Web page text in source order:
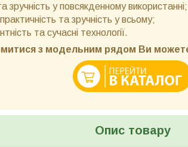
зручність у повсякденному використанні;
та зручність у всьому;
та сучасні технології.
з модельним рядом Ви
Опис товару